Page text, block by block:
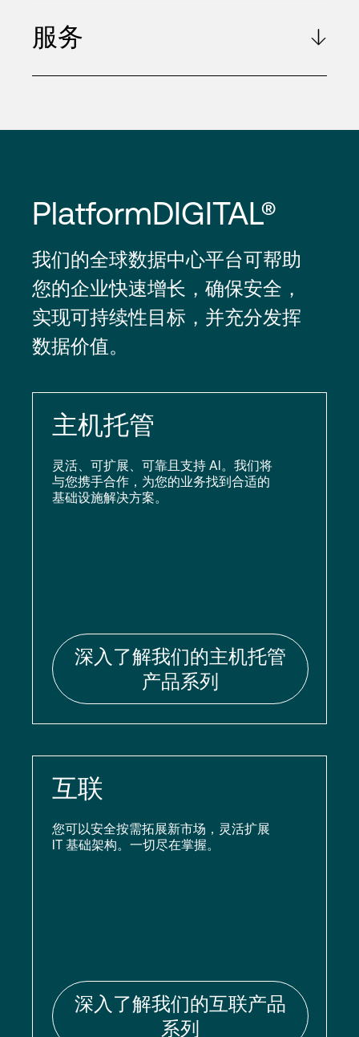
服务
PlatformDIGITAL®
我们的全球数据中心平台可帮助
您的企业快速增长，确保安全，
实现可持续性目标，并充分发挥
数据价值。
主机托管
灵活、可扩展、可靠且支持 AI。我们将
与您携手合作，为您的业务找到合适的
基础设施解决方案。
深入了解我们的主机托管
产品系列
互联
您可以安全按需拓展新市场，灵活扩展
IT 基础架构。一切尽在掌握。
深入了解我们的互联产品
系列